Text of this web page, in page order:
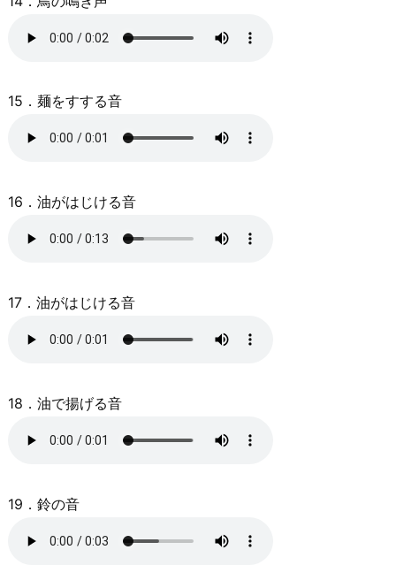
15．麺をすする音
16．油がはじける音
17．油がはじける音
18．油で揚げる音
19．鈴の音